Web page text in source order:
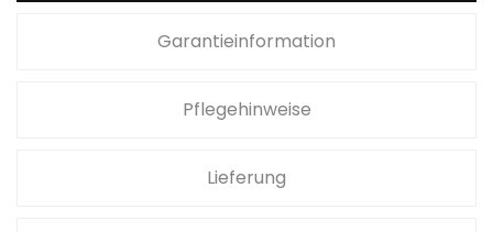
Garantieinformation
Pflegehinweise
Lieferung